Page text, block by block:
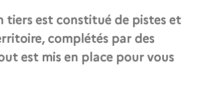
tiers est constitué de pistes et
complétés par des
est mis en place pour vous